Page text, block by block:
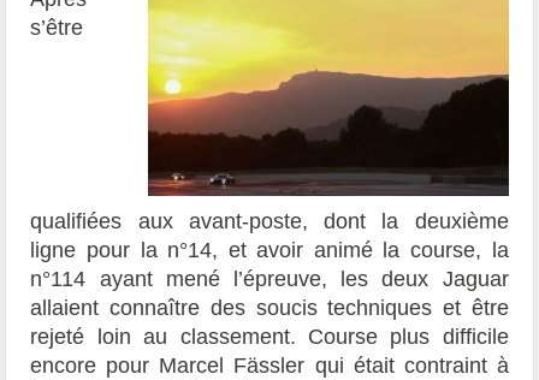
s’être
qualifiées aux avant-poste, dont la deuxième
ligne pour la n°14, et avoir animé la course, la
n°114 ayant mené l’épreuve, les deux Jaguar
allaient connaître des soucis techniques et être
rejeté loin au classement. Course plus difficile
encore pour Marcel Fässler qui était contraint à